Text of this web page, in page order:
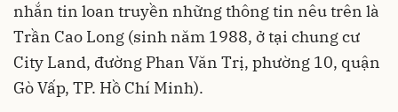
nhắn tin loan truyền những thông tin nêu trên là
Trần Cao Long (sinh năm 1988, ở tại chung cư
City Land, đường Phan Văn Trị, phường 10, quận
Gò Vấp, TP. Hồ Chí Minh).